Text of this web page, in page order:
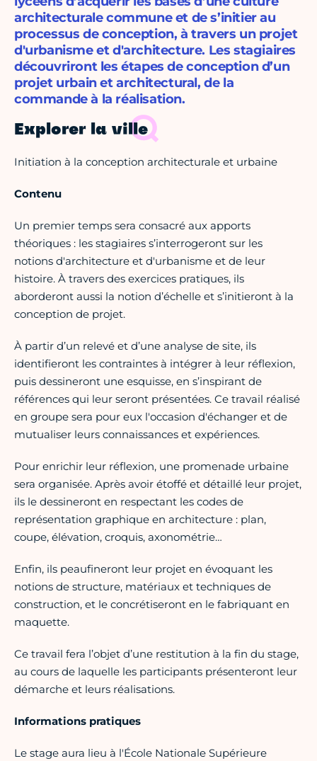
architecturale commune et de s’initier au
processus de conception, à travers un projet
d'urbanisme et d'architecture. Les stagiaires
découvriront les étapes de conception d’un
projet urbain et architectural, de la
commande à la réalisation.
Explorer la ville
Initiation à la conception architecturale et urbaine
Contenu
Un premier temps sera consacré aux apports
théoriques : les stagiaires s’interrogeront sur les
notions d'architecture et d'urbanisme et de leur
histoire. À travers des exercices pratiques, ils
aborderont aussi la notion d’échelle et s’initieront à la
conception de projet.
À partir d’un relevé et d’une analyse de site, ils
identifieront les contraintes à intégrer à leur réflexion,
puis dessineront une esquisse, en s’inspirant de
références qui leur seront présentées. Ce travail réalisé
en groupe sera pour eux l'occasion d'échanger et de
mutualiser leurs connaissances et expériences.
Pour enrichir leur réflexion, une promenade urbaine
sera organisée. Après avoir étoffé et détaillé leur projet,
ils le dessineront en respectant les codes de
représentation graphique en architecture : plan,
coupe, élévation, croquis, axonométrie…
Enfin, ils peaufineront leur projet en évoquant les
notions de structure, matériaux et techniques de
construction, et le concrétiseront en le fabriquant en
maquette.
Ce travail fera l’objet d’une restitution à la fin du stage,
au cours de laquelle les participants présenteront leur
démarche et leurs réalisations.
Informations pratiques
Le stage aura lieu à l'École Nationale Supérieure